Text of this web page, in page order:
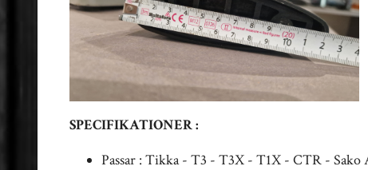
SPECIFIKATIONER :
Passar : Tikka - T3 - T3X - T1X - CTR - Sako